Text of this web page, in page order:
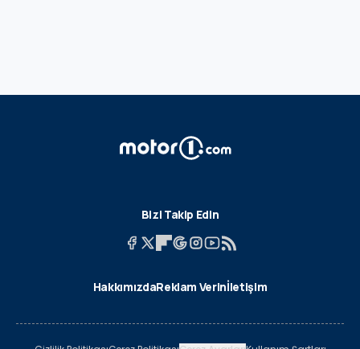
Bizi Takip Edin
HakkımızdaReklam Verinİletişim